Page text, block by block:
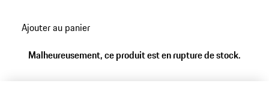
variantes
Ajouter au panier
Malheureusement, ce produit est en rupture de stock.